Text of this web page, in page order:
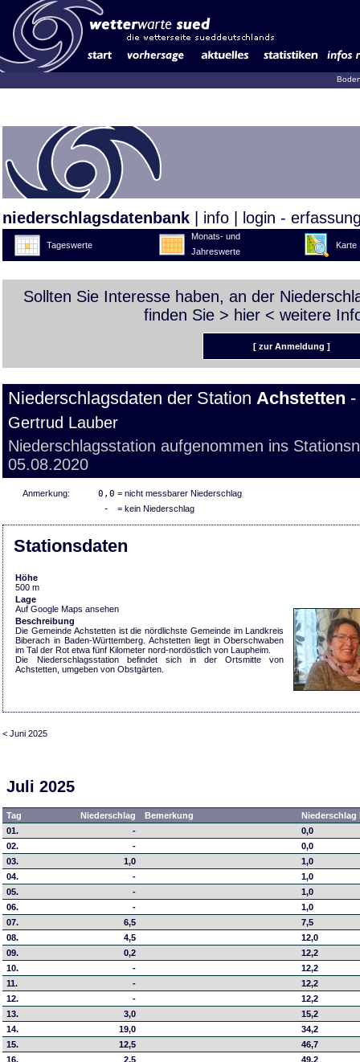
niederschlagsdatenbank info login -
Tageswerte
Monats- und
Jahreswerte
Karte
Sollten Sie Interesse haben, an der
finden Sie > hier < weitere
[ zur Anmeldung ]
Niederschlagsdaten der Station Achstetten
Gertrud Lauber
Niederschlagsstation aufgenommen ins
05.08.2020
Anmerkung: 0,0 = nicht messbarer Niederschlag
- = kein Niederschlag
Stationsdaten
Höhe
500 m
Lage
Auf Google Maps ansehen
Beschreibung
Die Gemeinde Achstetten ist die nördlichste Gemeinde im Landkreis
Biberach in Baden-Württemberg. Achstetten liegt in Oberschwaben
im Tal der Rot etwa fünf Kilometer nord-nordöstlich von Laupheim.
Die Niederschlagsstation befindet sich in der Ortsmitte von
Achstetten, umgeben von Obstgärten.
< Juni 2025
Juli 2025
Tag Niederschlag Bemerkung
01.
-
0,0
02.
-
0,0
03.
1,0
1,0
04.
-
1,0
05.
-
1,0
06.
-
1,0
07.
6,5
7,5
08.
4,5
12,0
09.
0,2
12,2
10.
-
12,2
11.
-
12,2
12.
-
12,2
13.
3,0
15,2
14.
19,0
34,2
15.
12,5
46,7
16.
2,5
49,2